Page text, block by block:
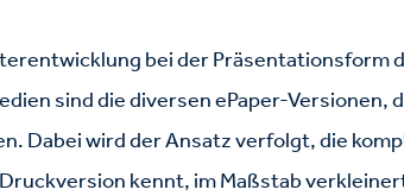
bei der Präsentationsform
sind die diversen ePaper-Versionen,
Dabei wird der Ansatz verfolgt, die
kennt, im Maßstab